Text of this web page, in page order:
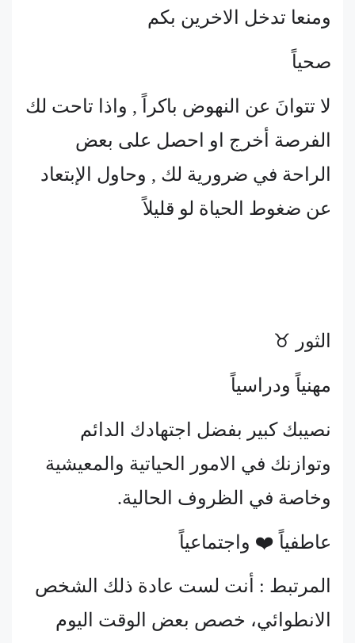
ومنعا تدخل الاخرين بكم
صحياً
لا تتوانَ عن النهوض باكراً , واذا تاحت لك
الفرصة أخرج او احصل على بعض
الراحة في ضرورية لك , وحاول الإبتعاد
عن ضغوط الحياة لو قليلاً
الثور ♉
مهنياً ودراسياً
نصيبك كبير بفضل اجتهادك الدائم
وتوازنك في الامور الحياتية والمعيشية
وخاصة في الظروف الحالية.
عاطفياً ❤️ واجتماعياً
المرتبط : أنت لست عادة ذلك الشخص
الانطوائي، خصص بعض الوقت اليوم